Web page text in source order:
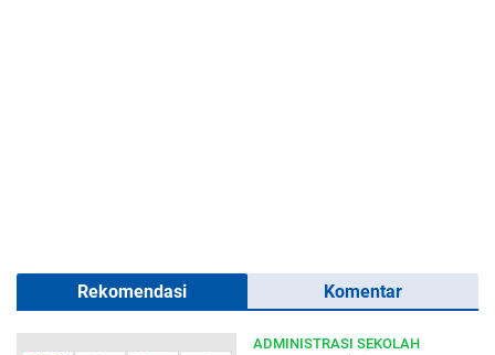
Rekomendasi Komentar
ADMINISTRASI SEKOLAH